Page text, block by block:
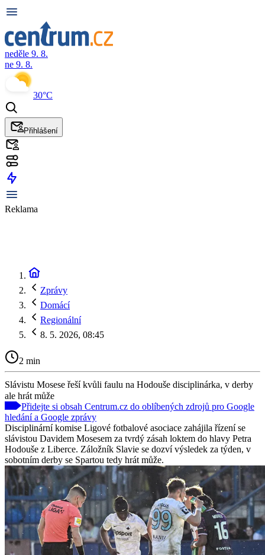
neděle 9. 8.
ne 9. 8.
30°C
Přihlášení
Reklama
Zprávy
Domácí
Regionální
8. 5. 2026, 08:45
2 min
Slávistu Mosese řeší kvůli faulu na Hodouše disciplinárka, v derby
ale hrát může
Přidejte si obsah Centrum.cz do oblíbených zdrojů pro Google
hledání a Google zprávy
Disciplinární komise Ligové fotbalové asociace zahájila řízení se
slávistou Davidem Mosesem za tvrdý zásah loktem do hlavy Petra
Hodouše z Liberce. Záložník Slavie se dozví výsledek za týden, v
sobotním derby se Spartou tedy hrát může.